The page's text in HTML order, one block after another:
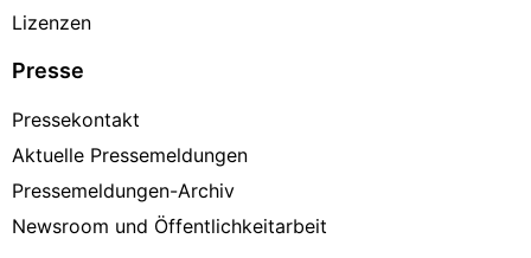
Lizenzen
Presse
Pressekontakt
Aktuelle Pressemeldungen
Pressemeldungen-Archiv
Newsroom und Öffentlichkeitarbeit